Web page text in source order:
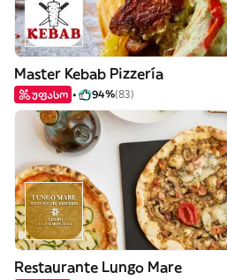
Master Kebab Pizzería
უფასო 94%(83)
Restaurante Lungo Mare